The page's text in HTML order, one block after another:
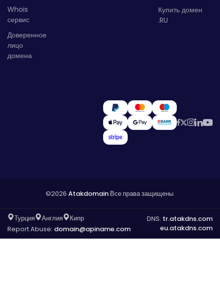
Whois
сервис
Доверенное
лицо
домена
Купить домен
.RU
©2026 AtakdomainВсе права защищены.
Турция Англия
Кипр
Report Abuse: domain@apiname.com
DNS: tr.atakdns.com
eu.atakdns.com